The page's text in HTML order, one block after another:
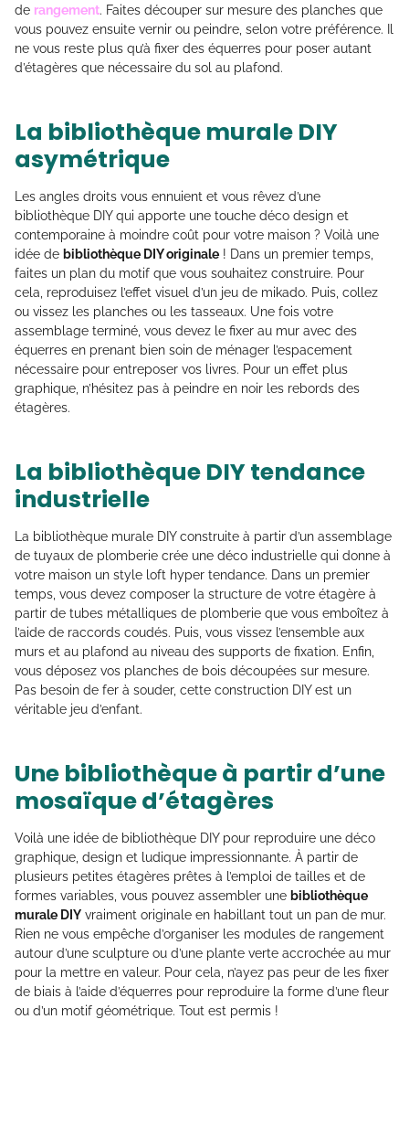
de rangement. Faites découper sur mesure des planches que
vous pouvez ensuite vernir ou peindre, selon votre préférence. Il
ne vous reste plus qu’à fixer des équerres pour poser autant
d’étagères que nécessaire du sol au plafond.
La bibliothèque murale DIY
asymétrique
Les angles droits vous ennuient et vous rêvez d’une
bibliothèque DIY qui apporte une touche déco design et
contemporaine à moindre coût pour votre maison ? Voilà une
idée de bibliothèque DIY originale ! Dans un premier temps,
faites un plan du motif que vous souhaitez construire. Pour
cela, reproduisez l’effet visuel d’un jeu de mikado. Puis, collez
ou vissez les planches ou les tasseaux. Une fois votre
assemblage terminé, vous devez le fixer au mur avec des
équerres en prenant bien soin de ménager l’espacement
nécessaire pour entreposer vos livres. Pour un effet plus
graphique, n’hésitez pas à peindre en noir les rebords des
étagères.
La bibliothèque DIY tendance
industrielle
La bibliothèque murale DIY construite à partir d’un assemblage
de tuyaux de plomberie crée une déco industrielle qui donne à
votre maison un style loft hyper tendance. Dans un premier
temps, vous devez composer la structure de votre étagère à
partir de tubes métalliques de plomberie que vous emboîtez à
l’aide de raccords coudés. Puis, vous vissez l’ensemble aux
murs et au plafond au niveau des supports de fixation. Enfin,
vous déposez vos planches de bois découpées sur mesure.
Pas besoin de fer à souder, cette construction DIY est un
véritable jeu d’enfant.
Une bibliothèque à partir d’une
mosaïque d’étagères
Voilà une idée de bibliothèque DIY pour reproduire une déco
graphique, design et ludique impressionnante. À partir de
plusieurs petites étagères prêtes à l’emploi de tailles et de
formes variables, vous pouvez assembler une bibliothèque
murale DIY vraiment originale en habillant tout un pan de mur.
Rien ne vous empêche d’organiser les modules de rangement
autour d’une sculpture ou d’une plante verte accrochée au mur
pour la mettre en valeur. Pour cela, n’ayez pas peur de les fixer
de biais à l’aide d’équerres pour reproduire la forme d’une fleur
ou d’un motif géométrique. Tout est permis !